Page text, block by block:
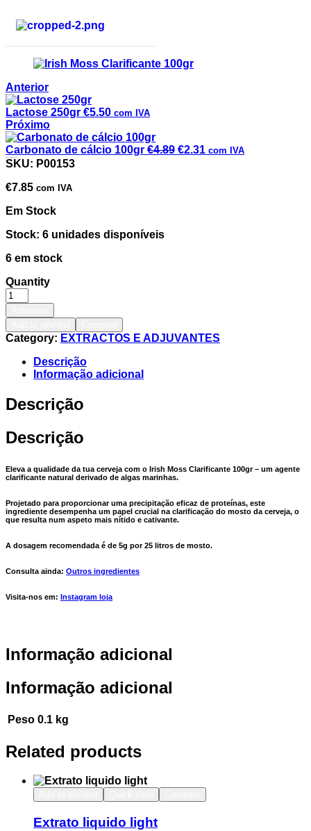
Anterior
Lactose 250gr €5.50 com IVA
Próximo
Carbonato de cálcio 100gr €4.89 €2.31 com IVA
SKU: P00153
€7.85 com IVA
Em Stock
Stock: 6 unidades disponíveis
6 em stock
Quantity
Category: EXTRACTOS E ADJUVANTES
Descrição
Informação adicional
Descrição
Descrição
Eleva a qualidade da tua cerveja com o Irish Moss Clarificante 100gr – um agente
clarificante natural derivado de algas marinhas.
Projetado para proporcionar uma precipitação eficaz de proteínas, este
ingrediente desempenha um papel crucial na clarificação do mosto da cerveja, o
que resulta num aspeto mais nítido e cativante.
A dosagem recomendada é de 5g por 25 litros de mosto.
Consulta ainda: Outros ingredientes
Visita-nos em: Instagram loja
Informação adicional
Informação adicional
Peso 0.1 kg
Related products
Extrato liquido light